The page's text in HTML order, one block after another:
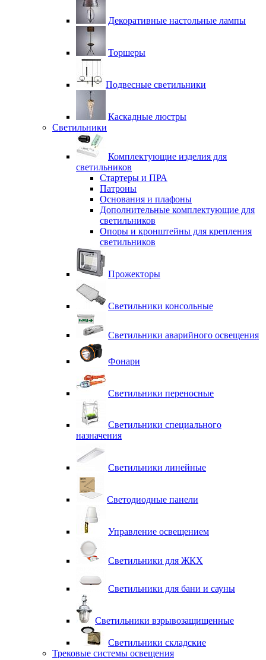
Декоративные настольные лампы
Торшеры
Подвесные светильники
Каскадные люстры
Светильники
Комплектующие изделия для
светильников
Стартеры и ПРА
Патроны
Основания и плафоны
Дополнительные комплектующие для
светильников
Опоры и кронштейны для крепления
светильников
Прожекторы
Светильники консольные
Светильники аварийного освещения
Фонари
Светильники переносные
Светильники специального
назначения
Светильники линейные
Светодиодные панели
Управление освещением
Светильники для ЖКХ
Светильники для бани и сауны
Светильники взрывозащищенные
Светильники складские
Трековые системы освещения